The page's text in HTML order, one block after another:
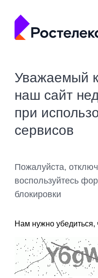
Уважаемый
наш сайт
при
сервисов
Пожалуйста,
воспользуйтесь
блокировки
Нам нужно убедиться,